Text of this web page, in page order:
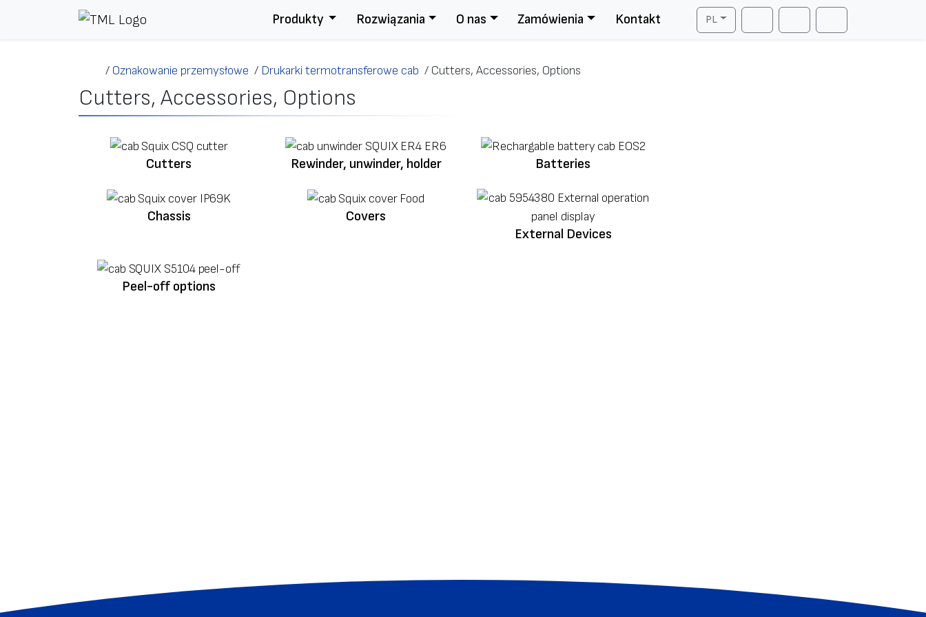
Przejdź do treści
Produkty Rozwiązania O nas Zamówienia Kontakt
PL
Search AccountCart
/ Oznakowanie przemysłowe / Drukarki termotransferowe cab / Cutters, Accessories, Options
Cutters, Accessories, Options
Cutters Rewinder, unwinder, holder Batteries
Chassis
Covers
External Devices
Peel-off options